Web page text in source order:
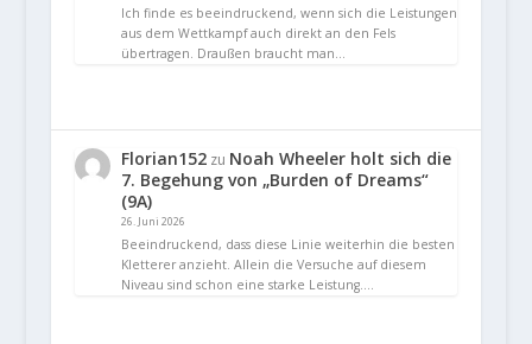
Ich finde es beeindruckend, wenn sich die Leistungen
aus dem Wettkampf auch direkt an den Fels
übertragen. Draußen braucht man…
Florian152zu Noah Wheeler holt sich die
7. Begehung von „Burden of Dreams“
(9A)
26. Juni 2026
Beeindruckend, dass diese Linie weiterhin die besten
Kletterer anzieht. Allein die Versuche auf diesem
Niveau sind schon eine starke Leistung.…